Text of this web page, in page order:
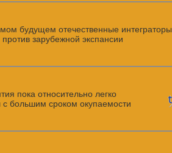
будущем отечественные интеграторы
зарубежной экспансии
пока относительно легко
с большим сроком окупаемости